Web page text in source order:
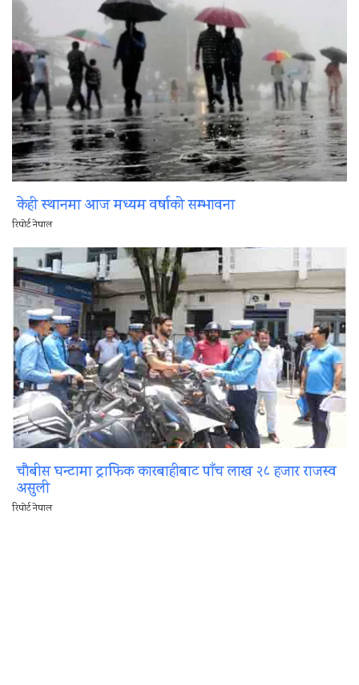
केही स्थानमा आज मध्यम वर्षाको सम्भावना
रिपोर्ट नेपाल
चौबीस घन्टामा ट्राफिक कारबाहीबाट पाँच लाख २८ हजार राजस्व
असुली
रिपोर्ट नेपाल